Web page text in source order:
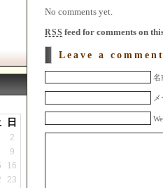
No comments yet.
RSS feed for comments on
Leave a comment
名
日
2
9
16
23